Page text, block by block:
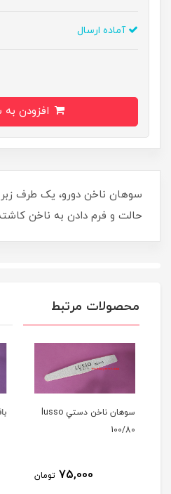
آماده ارسال
سوهان ناخن دورو، يک طرف
حالت و فرم دادن به ناخن
محصولات مرتبط
بافر ناخن lusso
25,000